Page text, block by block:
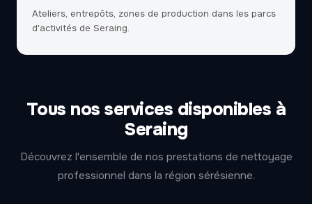
Ateliers, entrepôts, zones de production dans les parcs
d'activités de Seraing.
Tous nos services disponibles à
Seraing
Découvrez l'ensemble de nos prestations de nettoyage
professionnel dans la région sérésienne.